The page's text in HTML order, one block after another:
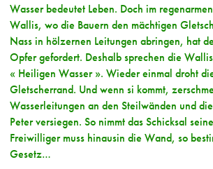
Wasser bedeutet Leben. Doch im
Wallis, wo die Bauern den mächtigen
Nass in hölzernen Leitungen abringen, hat
Opfer gefordert. Deshalb sprechen die
« Heiligen Wasser ». Wieder einmal droht
Gletscherrand. Und wenn si kommt,
Wasserleitungen an den Steilwänden und
Peter versiegen. So nimmt das Schicksal
Freiwilliger muss hinausin die Wand, so
Gesetz…